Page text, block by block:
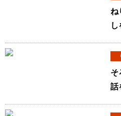
ね
し
そ
話